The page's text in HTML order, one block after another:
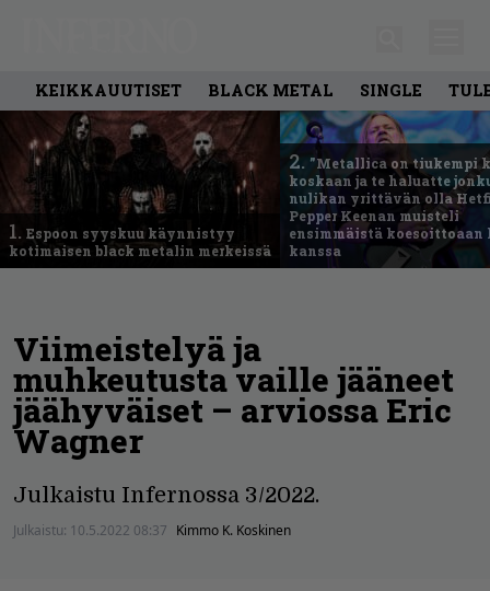
KEIKKAUUTISET BLACK METAL SINGLE
1. Espoon syyskuu käynnistyy
kotimaisen black metalin merkeissä
2. ”Metallica on tiukempi
koskaan ja te haluatte
nulikan yrittävän olla
Pepper Keenan muisteli
ensimmäistä
kanssa
Viimeistelyä ja
muhkeutusta vaille jääneet
jäähyväiset – arviossa Eric
Wagner
Julkaistu Infernossa 3/2022.
Julkaistu: 10.5.2022 08:37 Kimmo K. Koskinen